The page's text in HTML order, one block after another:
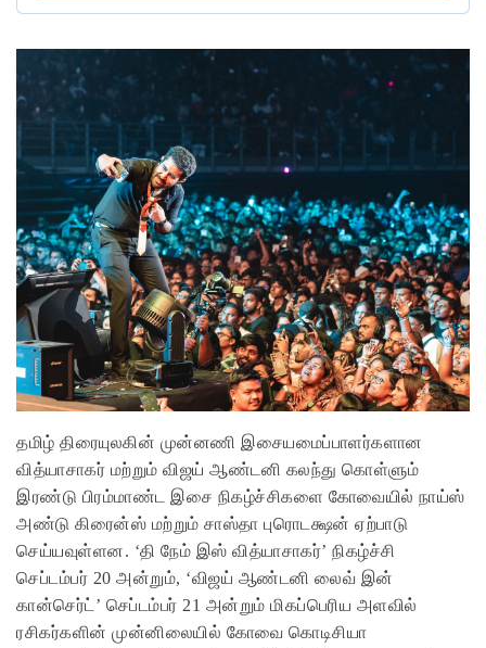
தமிழ் திரையுலகின் முன்னணி இசையமைப்பாளர்களான
வித்யாசாகர் மற்றும் விஜய் ஆண்டனி கலந்து கொள்ளும்
இரண்டு பிரம்மாண்ட இசை நிகழ்ச்சிகளை கோவையில் நாய்ஸ்
அண்டு கிரைன்ஸ் மற்றும் சாஸ்தா புரொடக்ஷன் ஏற்பாடு
செய்யவுள்ளன. ‘தி நேம் இஸ் வித்யாசாகர்’ நிகழ்ச்சி
செப்டம்பர் 20 அன்றும், ‘விஜய் ஆண்டனி லைவ் இன்
கான்செர்ட்’ செப்டம்பர் 21 அன்றும் மிகப்பெரிய அளவில்
ரசிகர்களின் முன்னிலையில் கோவை கொடிசியா